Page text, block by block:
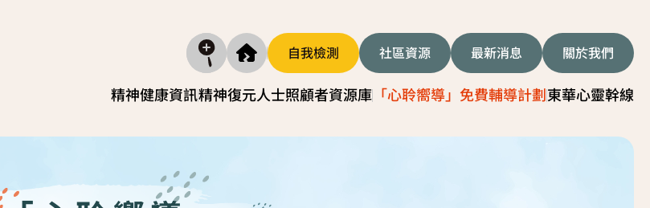
自我檢測 社區資源 最新消息 關於我們
精神健康資訊
精神疾病資訊
減壓放鬆貼士
精神復元人士照顧者資源庫
照顧者影片
照顧者自我關懷貼士
「心聆嚮導」免費輔導計劃東華心靈幹線
服務簡介